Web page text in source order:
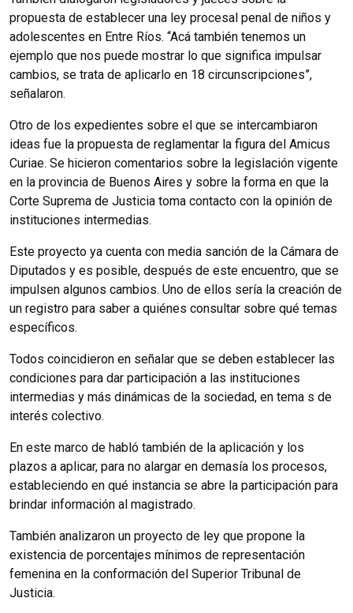
propuesta de establecer una ley procesal penal de niños y
adolescentes en Entre Ríos. “Acá también tenemos un
ejemplo que nos puede mostrar lo que significa impulsar
cambios, se trata de aplicarlo en 18 circunscripciones”,
señalaron.
Otro de los expedientes sobre el que se intercambiaron
ideas fue la propuesta de reglamentar la figura del Amicus
Curiae. Se hicieron comentarios sobre la legislación vigente
en la provincia de Buenos Aires y sobre la forma en que la
Corte Suprema de Justicia toma contacto con la opinión de
instituciones intermedias.
Este proyecto ya cuenta con media sanción de la Cámara de
Diputados y es posible, después de este encuentro, que se
impulsen algunos cambios. Uno de ellos sería la creación de
un registro para saber a quiénes consultar sobre qué temas
específicos.
Todos coincidieron en señalar que se deben establecer las
condiciones para dar participación a las instituciones
intermedias y más dinámicas de la sociedad, en tema s de
interés colectivo.
En este marco de habló también de la aplicación y los
plazos a aplicar, para no alargar en demasía los procesos,
estableciendo en qué instancia se abre la participación para
brindar información al magistrado.
También analizaron un proyecto de ley que propone la
existencia de porcentajes mínimos de representación
femenina en la conformación del Superior Tribunal de
Justicia.